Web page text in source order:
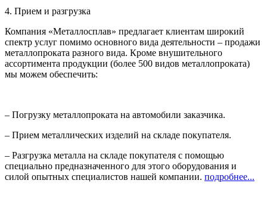
4. Прием и разгрузка
Компания «Металлосплав» предлагает клиентам широкий
спектр услуг помимо основного вида деятельности – продажи
металлопроката разного вида. Кроме внушительного
ассортимента продукции (более 500 видов металлопроката)
мы можем обеспечить:
– Погрузку металлопроката на автомобили заказчика.
– Прием металлических изделий на складе покупателя.
– Разгрузка металла на складе покупателя с помощью
специально предназначенного для этого оборудования и
силой опытных специалистов нашей компании. подробнее...